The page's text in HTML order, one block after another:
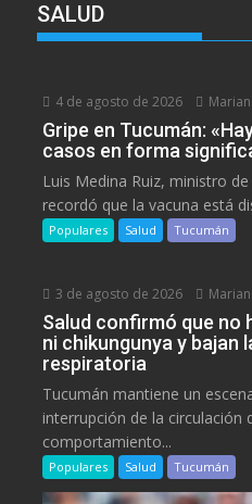
SALUD
4 de agosto de 2026
Gripe en Tucumán:
casos en forma
Luis Medina Ruiz, ministro
recordó que la vacuna está
Populares Salud Tucumán
3 de agosto de 2026
Salud confirmó que no
ni chikungunya y bajan
respiratoria
Tucumán mantiene un
interrupción de la circulación
comportamiento...
Populares Salud Tucumán